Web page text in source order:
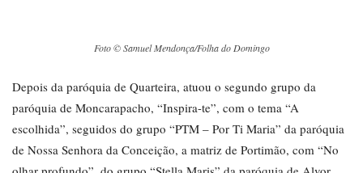
Foto © Samuel Mendonça/Folha do Domingo
Depois da paróquia de Quarteira, atuou o segundo grupo da
paróquia de Moncarapacho, “Inspira-te”, com o tema “A
escolhida”, seguidos do grupo “PTM – Por Ti Maria” da paróquia
de Nossa Senhora da Conceição, a matriz de Portimão, com “No